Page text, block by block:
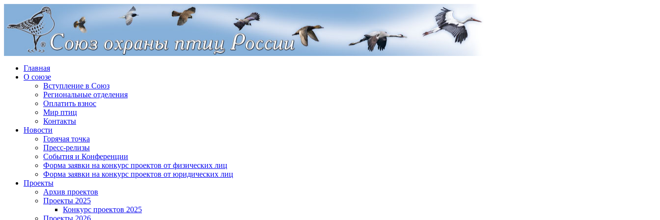
Главная
О союзе
Вступление в Союз
Региональные отделения
Оплатить взнос
Мир птиц
Контакты
Новости
Горячая точка
Пресс-релизы
События и Конференции
Форма заявки на конкурс проектов от физических лиц
Форма заявки на конкурс проектов от юридических лиц
Проекты
Архив проектов
Проекты 2025
Конкурс проектов 2025
Проекты 2026